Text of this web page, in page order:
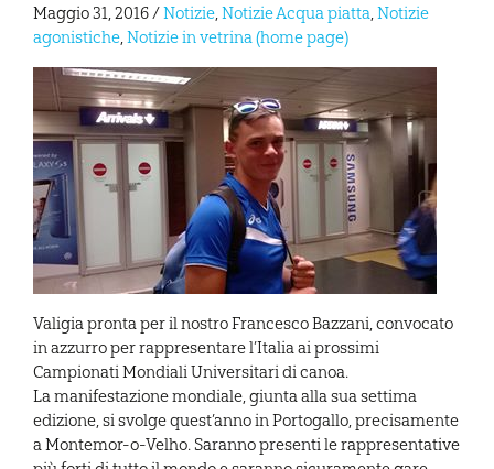
Maggio 31, 2016/Notizie,Notizie Acqua piatta,Notizie
agonistiche,Notizie in vetrina (home page)
Valigia pronta per il nostro Francesco Bazzani, convocato
in azzurro per rappresentare l’Italia ai prossimi
Campionati Mondiali Universitari di canoa.
La manifestazione mondiale, giunta alla sua settima
edizione, si svolge quest’anno in Portogallo, precisamente
a Montemor-o-Velho. Saranno presenti le rappresentative